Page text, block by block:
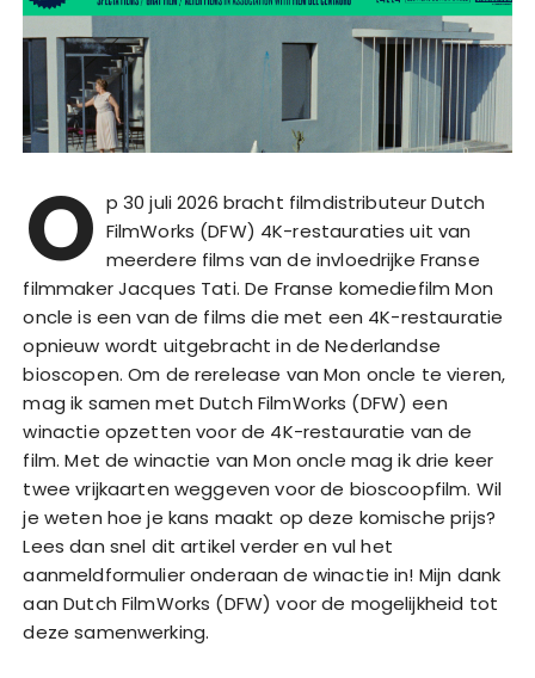
O p 30 juli 2026 bracht filmdistributeur Dutch
FilmWorks (DFW) 4K-restauraties uit van
meerdere films van de invloedrijke Franse
filmmaker Jacques Tati. De Franse komediefilm Mon
oncle is een van de films die met een 4K-restauratie
opnieuw wordt uitgebracht in de Nederlandse
bioscopen. Om de rerelease van Mon oncle te vieren,
mag ik samen met Dutch FilmWorks (DFW) een
winactie opzetten voor de 4K-restauratie van de
film. Met de winactie van Mon oncle mag ik drie keer
twee vrijkaarten weggeven voor de bioscoopfilm. Wil
je weten hoe je kans maakt op deze komische prijs?
Lees dan snel dit artikel verder en vul het
aanmeldformulier onderaan de winactie in! Mijn dank
aan Dutch FilmWorks (DFW) voor de mogelijkheid tot
deze samenwerking.